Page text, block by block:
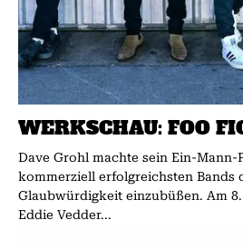
WERKSCHAU: FOO
Dave Grohl machte sein Ein­-
kommerziell erfolgreichsten Bands
Glaubwürdigkeit einzubüßen. Am 8. Januar 1995 spielte
Eddie Vedder...